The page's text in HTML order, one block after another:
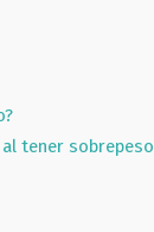
tener sobrepeso